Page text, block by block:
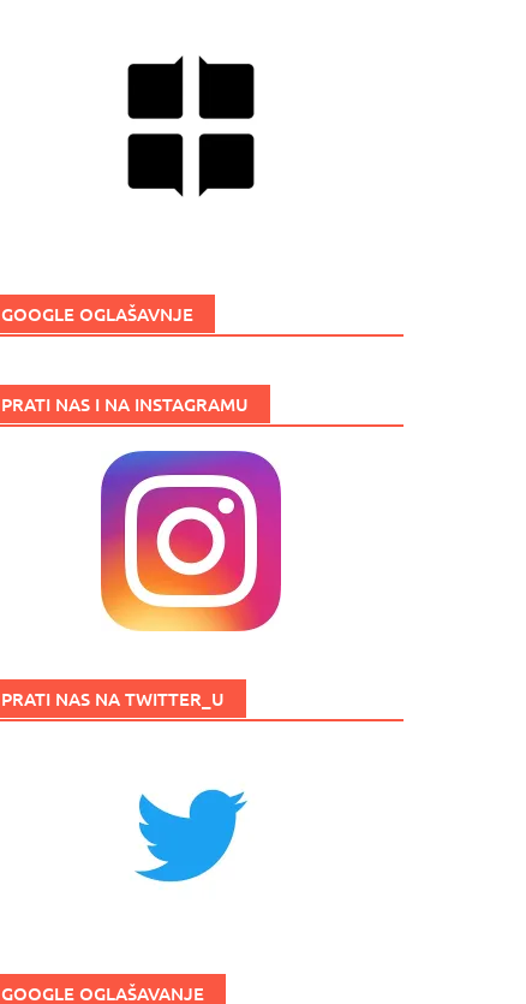
GOOGLE OGLAŠAVNJE
PRATI NAS I NA INSTAGRAMU
PRATI NAS NA TWITTER_U
GOOGLE OGLAŠAVANJE